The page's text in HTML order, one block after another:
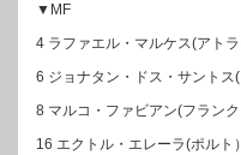
▼MF
4 ラファエル・マルケス(アトラ
6 ジョナタン・ドス・サントス
8 マルコ・ファビアン(フランク
16 エクトル・エレーラ(ポルト）